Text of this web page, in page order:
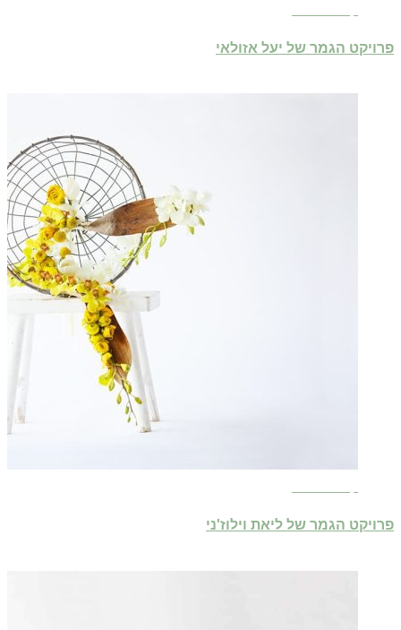
פרויקט הגמר של יעל אזולאי
פרויקט הגמר של ליאת וילוז'ני